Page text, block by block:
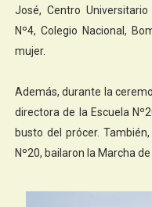
José, Centro Universitario
Nº4, Colegio Nacional,
mujer.
Además, durante la
directora de la Escuela
busto del prócer.
Nº20, bailaron la Marcha